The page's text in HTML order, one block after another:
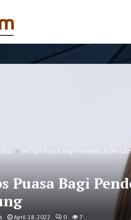
Ini Tips Puasa Bagi Penderita Asam
Puasa Bagi
April 18, 2022 0 7